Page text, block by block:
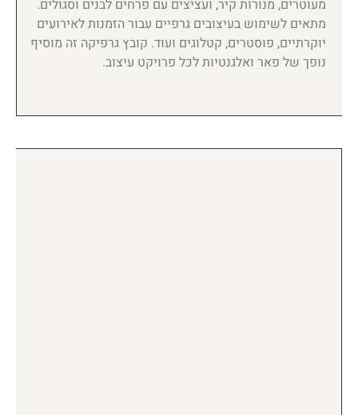
מעוטרים, מנורות קיר, ועציצים עם פרחים לבנים וסגולים.
מתאים לשימוש בעיצובים גרפיים עבור הזמנות לאירועים
יוקרתיים, פוסטרים, קטלוגים ועוד. קובץ גרפיקה זה מוסיף
נופך של פאר ואלגנטיות לכל פרויקט עיצוב.